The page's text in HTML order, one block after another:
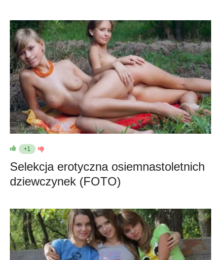
+1
Selekcja erotyczna osiemnastoletnich
dziewczynek (FOTO)